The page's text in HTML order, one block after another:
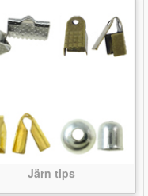
Järn tips